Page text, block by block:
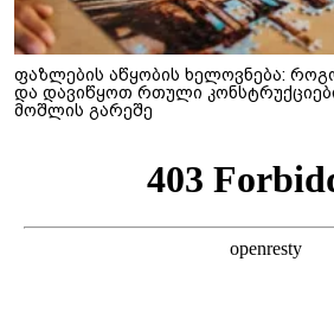
ფაზლების აწყობის ხელოვნება:
და დავიწყოთ რთული
მოშლის გარეშე